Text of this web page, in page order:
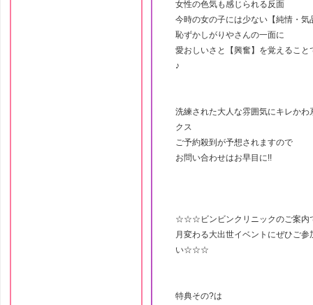
女性の色気も感じられる反面
今時の女の子には少ない【純情・気
恥ずかしがりやさんの一面に
愛おしいさと【興奮】を覚えること
♪
洗練された大人な雰囲気にキレかわ
クス
ご予約殺到が予想されますので
お問い合わせはお早目に!!
☆☆☆ビンビンクリニックのご案内
月変わる大出世イベントにぜひご参
い☆☆☆
特典その?は